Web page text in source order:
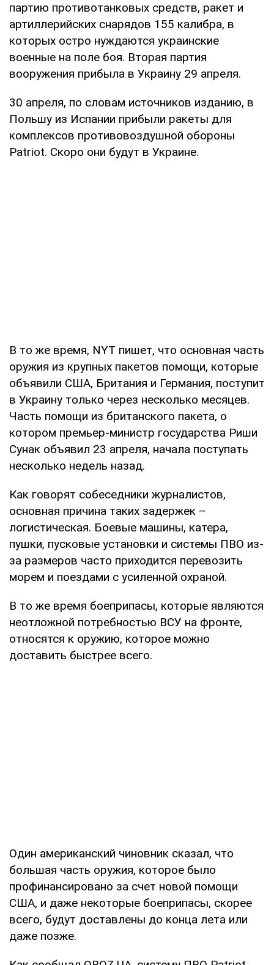
партию противотанковых средств, ракет и
артиллерийских снарядов 155 калибра, в
которых остро нуждаются украинские
военные на поле боя. Вторая партия
вооружения прибыла в Украину 29 апреля.
30 апреля, по словам источников изданию, в
Польшу из Испании прибыли ракеты для
комплексов противовоздушной обороны
Patriot. Скоро они будут в Украине.
В то же время, NYT пишет, что основная часть
оружия из крупных пакетов помощи, которые
объявили США, Британия и Германия, поступит
в Украину только через несколько месяцев.
Часть помощи из британского пакета, о
котором премьер-министр государства Риши
Сунак объявил 23 апреля, начала поступать
несколько недель назад.
Как говорят собеседники журналистов,
основная причина таких задержек –
логистическая. Боевые машины, катера,
пушки, пусковые установки и системы ПВО из-
за размеров часто приходится перевозить
морем и поездами с усиленной охраной.
В то же время боеприпасы, которые являются
неотложной потребностью ВСУ на фронте,
относятся к оружию, которое можно
доставить быстрее всего.
Один американский чиновник сказал, что
большая часть оружия, которое было
профинансировано за счет новой помощи
США, и даже некоторые боеприпасы, скорее
всего, будут доставлены до конца лета или
даже позже.